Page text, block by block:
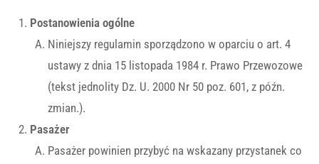
Postanowienia ogólne
Niniejszy regulamin sporządzono w oparciu o art. 4
ustawy z dnia 15 listopada 1984 r. Prawo Przewozowe
(tekst jednolity Dz. U. 2000 Nr 50 poz. 601, z późn.
zmian.).
Pasażer
Pasażer powinien przybyć na wskazany przystanek co